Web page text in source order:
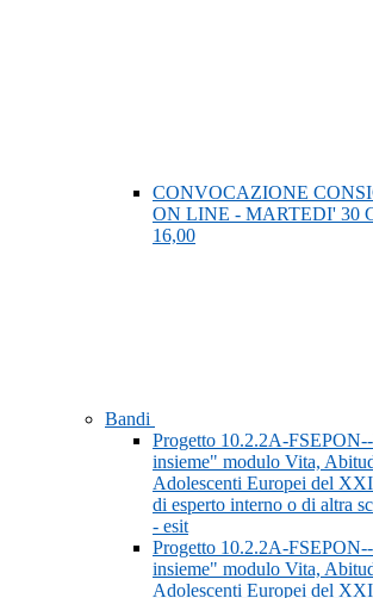
CONVOCAZIONE
ON LINE - MARTEDI' 30
16,00
Bandi
Progetto 10.2.2A-
insieme" modulo Vita,
Adolescenti Europei del
di esperto interno o di altra
- esit
Progetto 10.2.2A-
insieme" modulo Vita,
Adolescenti Europei del